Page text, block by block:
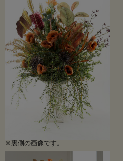
※裏側の画像です。